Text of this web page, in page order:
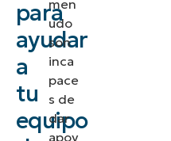
para
ayudar
a
tu
equipo
prepararse un
en
men
udo
son
inca
pace
s de
dar
apoy